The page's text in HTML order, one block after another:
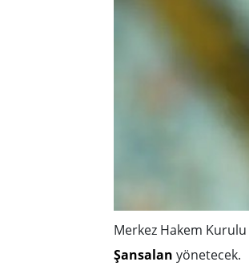
Merkez Hakem Kurulu
Şansalan yönetecek.